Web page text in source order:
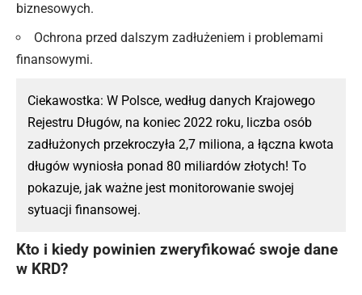
biznesowych.
Ochrona przed dalszym zadłużeniem i problemami
finansowymi.
Ciekawostka: W Polsce, według danych Krajowego
Rejestru Długów, na koniec 2022 roku, liczba osób
zadłużonych przekroczyła 2,7 miliona, a łączna kwota
długów wyniosła ponad 80 miliardów złotych! To
pokazuje, jak ważne jest monitorowanie swojej
sytuacji finansowej.
Kto i kiedy powinien zweryfikować swoje dane
w KRD?